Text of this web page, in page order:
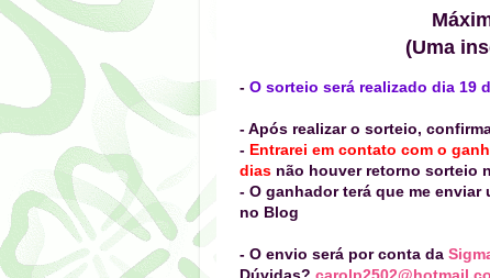
(Uma
- O sorteio será realizado dia 19
- Após realizar o sorteio,
- Entrarei em contato com o
dias não houver retorno sorteio
- O ganhador terá que me
no Blog
- O envio será por conta da